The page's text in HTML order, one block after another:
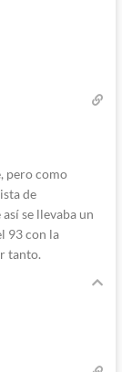
pero como
de
se llevaba un
93 con la
tanto.